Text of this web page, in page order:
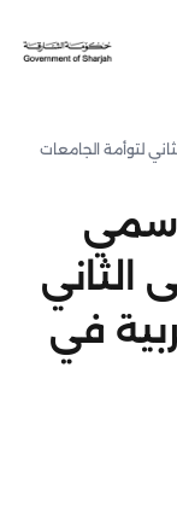
لتوأمة الجامعات
الثاني
في